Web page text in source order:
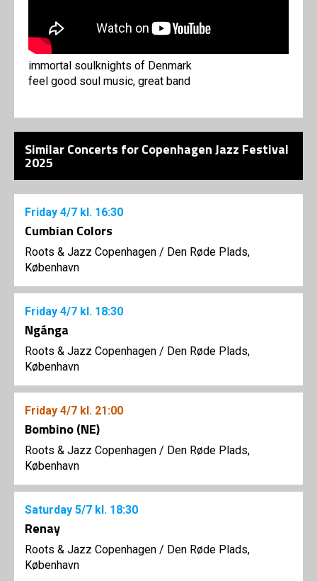
immortal soulknights of Denmark
feel good soul music, great band
Similar Concerts for Copenhagen Jazz Festival
2025
Friday 4/7 kl. 16:30
Cumbian Colors
Roots & Jazz Copenhagen / Den Røde Plads,
København
Friday 4/7 kl. 18:30
Ngánga
Roots & Jazz Copenhagen / Den Røde Plads,
København
Friday 4/7 kl. 21:00
Bombino (NE)
Roots & Jazz Copenhagen / Den Røde Plads,
København
Saturday 5/7 kl. 18:30
Renay
Roots & Jazz Copenhagen / Den Røde Plads,
København